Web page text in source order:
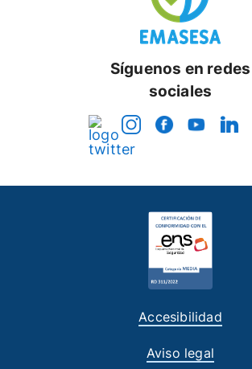
Síguenos en redes
sociales
Accesibilidad
Aviso legal